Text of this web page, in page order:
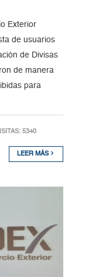
Exterior
de usuarios
de Divisas
de manera
para
5340
LEER MÁS